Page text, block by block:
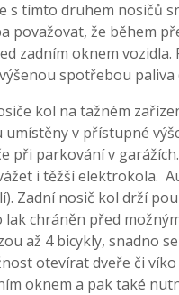
s tímto druhem nosičů
považovat, že během
zadním oknem
spotřebou
kol na tažném
umístěny v přístupné
při parkování v
i těžší elektrokola.
Zadní nosič kol drží
lak chráněn před
až 4 bicykly, snadno
otevírat dveře či
oknem a pak také